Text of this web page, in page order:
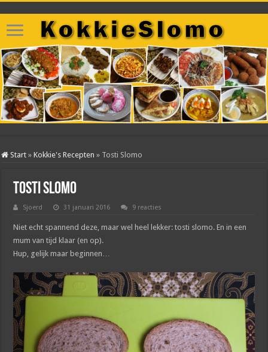
Start » Kokkie's Recepten » Tosti Slomo
Tosti Slomo
Sjoerd 31 januari 2016 9 reacties
Niet echt spannend deze, maar wel heel lekker: tosti slomo. En in een
mum van tijd klaar (en op).
Hup, gelijk maar beginnen…